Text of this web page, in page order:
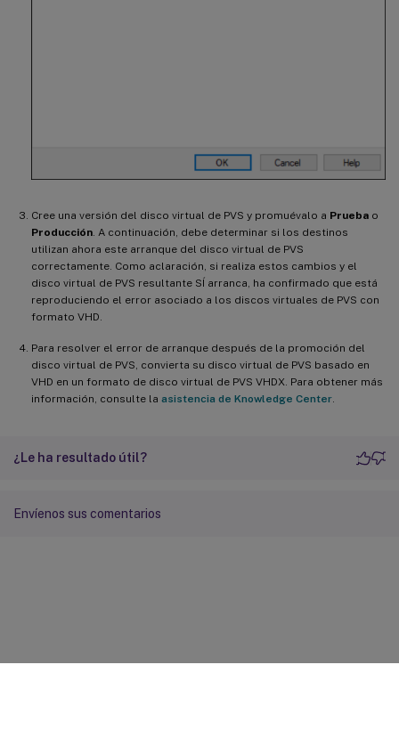
Cree una versión del disco virtual de PVS y promuévalo a Prueba o
Producción. A continuación, debe determinar si los destinos
utilizan ahora este arranque del disco virtual de PVS
correctamente. Como aclaración, si realiza estos cambios y el
disco virtual de PVS resultante SÍ arranca, ha confirmado que está
reproduciendo el error asociado a los discos virtuales de PVS con
formato VHD.
Para resolver el error de arranque después de la promoción del
disco virtual de PVS, convierta su disco virtual de PVS basado en
VHD en un formato de disco virtual de PVS VHDX. Para obtener más
información, consulte la asistencia de Knowledge Center.
¿Le ha resultado útil?
Envíenos sus comentarios